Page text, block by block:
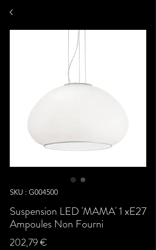
SKU : G004500
Suspension LED 'MAMA' 1 xE27
Ampoules Non Fourni
202,79 €